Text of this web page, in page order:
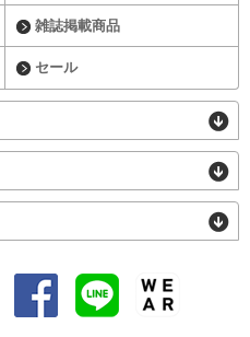
雑誌掲載商品
セール